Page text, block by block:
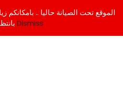
الموقع تحت الصيانة حاليا .. بامكانكم
Dismiss